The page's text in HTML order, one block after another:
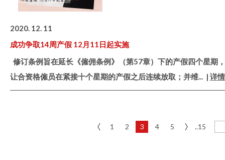
2020. 12. 11
成功争取14周产假 12月11日起实施
修订条例旨在延长《僱佣条例》（第57章）下的产假四个星期，
让合资格僱员在紧接十个星期的产假之后连续放取；并维... | 详情
1 2 3 4 5 ..15